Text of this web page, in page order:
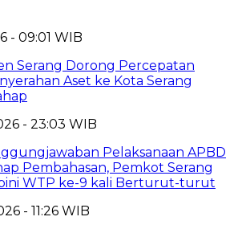
- 09:01 WIB
Serang Dorong Percepatan
Aset ke Kota Serang
- 23:03 WIB
Pelaksanaan APBD
Pembahasan, Pemkot Serang
WTP ke-9 kali Berturut-turut
- 11:26 WIB